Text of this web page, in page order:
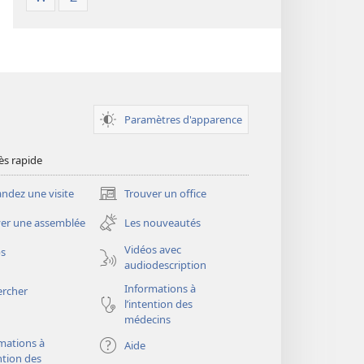
Paramètres d'apparence
rapide
une visite Trouver un office
(ouvre
une
nouvelle
fenêtre)
une assemblée
Les nouveautés
Vidéos avec
audiodescription
Informations à
l’intention des
médecins
à
des
Aide